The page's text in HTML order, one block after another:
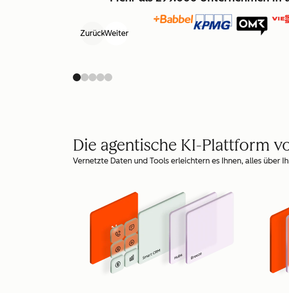
ZurückWeiter
Die agentische KI-Plattform
Vernetzte Daten und Tools erleichtern es Ihnen, alles über